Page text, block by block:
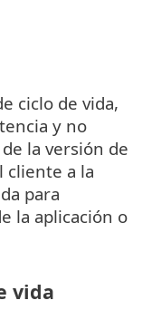
ciclo de vida,
y no
la versión de
cliente a la
para
la aplicación o
vida